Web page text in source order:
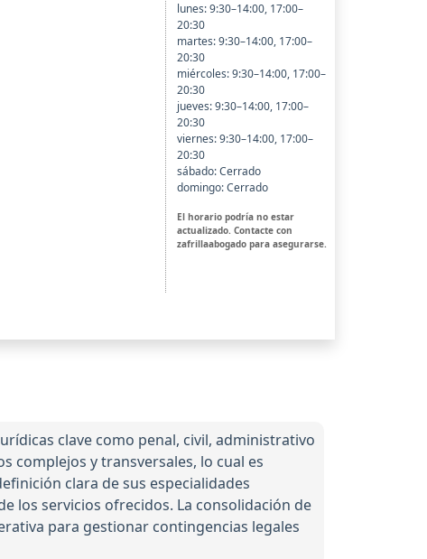
lunes: 9:30–14:00, 17:00–
20:30
martes: 9:30–14:00, 17:00–
20:30
miércoles: 9:30–14:00, 17:00–
20:30
jueves: 9:30–14:00, 17:00–
20:30
viernes: 9:30–14:00, 17:00–
20:30
sábado: Cerrado
domingo: Cerrado
El horario podría no estar
actualizado. Contacte con
zafrillaabogado para asegurarse.
clave como penal, civil, administrativo
complejos y transversales, lo cual es
clara de sus especialidades
los servicios ofrecidos. La consolidación de
para gestionar contingencias legales